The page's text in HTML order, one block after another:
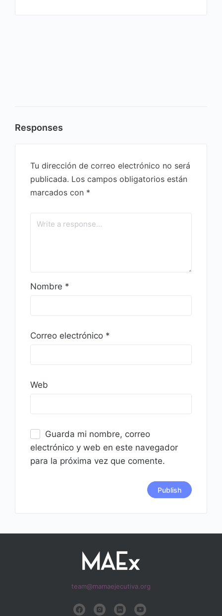
Responses
Tu dirección de correo electrónico no será
publicada. Los campos obligatorios están
marcados con *
Nombre *
Correo electrónico *
Web
Guarda mi nombre, correo
electrónico y web en este navegador
para la próxima vez que comente.
team@mamaejecutiva.org